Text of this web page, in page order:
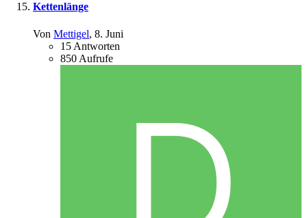
Kettenlänge
Von Mettigel, 8. Juni
15 Antworten
850 Aufrufe